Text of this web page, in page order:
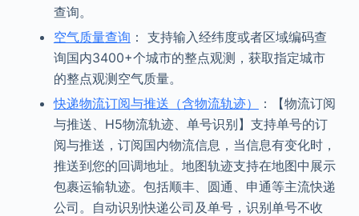
查询。
空气质量查询 ： 支持输入经纬度或者区域编码查
询国内3400+个城市的整点观测，获取指定城市
的整点观测空气质量。
快递物流订阅与推送（含物流轨迹）
：【物流订阅
与推送、H5物流轨迹、单号识别】支持单号的订
阅与推送，订阅国内物流信息，当信息有变化时，
推送到您的回调地址。地图轨迹支持在地图中展示
包裹运输轨迹。包括顺丰、圆通、申通等主流快递
公司。自动识别快递公司及单号，识别单号不收